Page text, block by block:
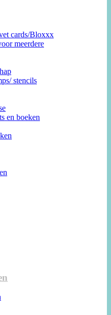
cards/Bloxxx
meerdere
stencils
en boeken